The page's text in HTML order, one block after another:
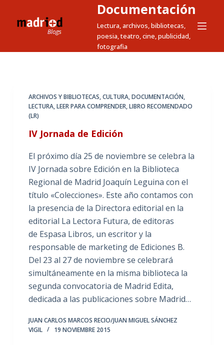
t
Documentación
Lectura, archivos, bibliotecas,
poesia, teatro, cine, publicidad,
fotografia
ARCHIVOS Y BIBLIOTECAS,CULTURA,DOCUMENTACIÓN,
LECTURA,LEER PARA COMPRENDER,LIBRO RECOMENDADO
(LR)
IV Jornada de Edición
El próximo día 25 de noviembre se celebra la
IV Jornada sobre Edición en la Biblioteca
Regional de Madrid Joaquín Leguina con el
título «Colecciones». Este año contamos con
la presencia de la Directora editorial en la
editorial La Lectora Futura, de editoras
de Espasa Libros, un escritor y la
responsable de marketing de Ediciones B.
Del 23 al 27 de noviembre se celebrará
simultáneamente en la misma biblioteca la
segunda convocatoria de Madrid Edita,
dedicada a las publicaciones sobre Madrid…
JUAN CARLOS MARCOS RECIO/JUAN MIGUEL SÁNCHEZ
VIGIL
19 NOVIEMBRE 2015